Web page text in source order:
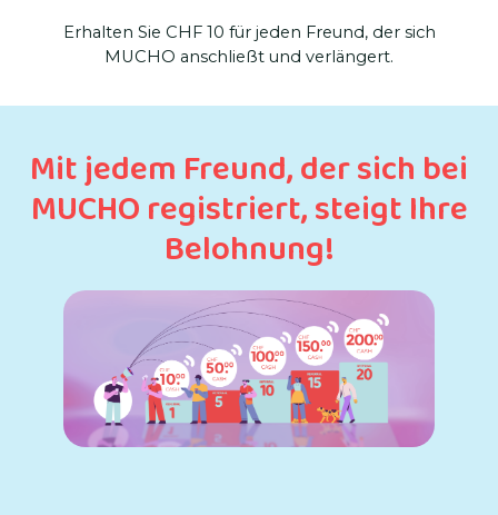
Erhalten Sie CHF 10 für jeden Freund, der sich
MUCHO anschließt und verlängert.
Mit jedem Freund, der sich bei
MUCHO registriert, steigt Ihre
Belohnung!